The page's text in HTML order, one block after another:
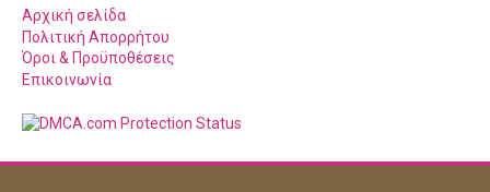
Αρχική σελίδα
Πολιτική Απορρήτου
Όροι & Προϋποθέσεις
Επικοινωνία